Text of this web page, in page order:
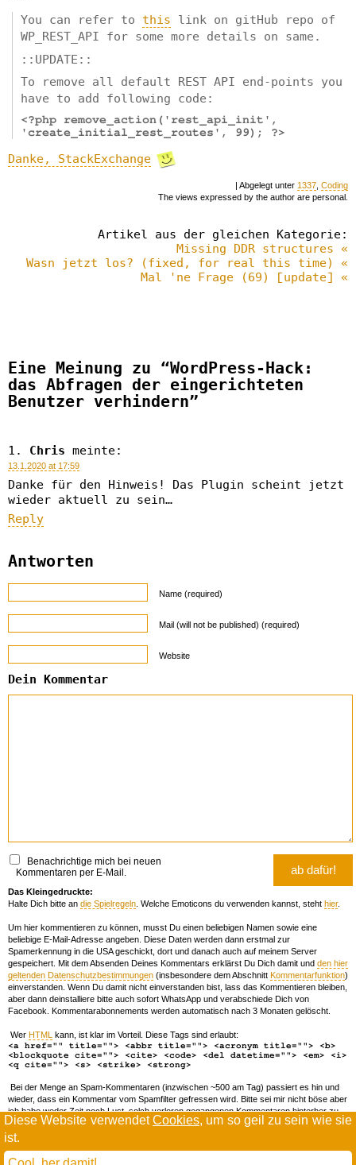
Diese Website verwendetCookies, um so geil zu sein wie sie
ist.
You can refer to this link on gitHub repo of
WP_REST_API for some more details on same.
::UPDATE::
To remove all default REST API end-points you
have to add following code:
<?php remove_action('rest_api_init',
'create_initial_rest_routes', 99); ?>
Danke, StackExchange
| Abgelegt unter 1337 Coding
The views expressed by the author are personal.
Artikel aus der gleichen Kategorie:
Missing DDR structures «
Wasn jetzt los? (fixed, for real this time) «
Mal 'ne Frage (69) [update] «
Eine Meinung zu “WordPress-Hack:
das Abfragen der eingerichteten
Benutzer verhindern”
Chris meinte:
13.1.2020 at 17:59
Danke für den Hinweis! Das Plugin scheint jetzt
wieder aktuell zu sein…
Reply
Antworten
Name (required)
Mail (will not be published) (required)
Website
Dein Kommentar
Benachrichtige mich bei neuen
Kommentaren per E-Mail.
Das Kleingedruckte:
Halte Dich bitte an die Spielregeln . Welche Emoticons du verwenden kannst, steht hier.
Um hier kommentieren zu können, musst Du einen beliebigen Namen sowie eine
beliebige E-Mail-Adresse angeben. Diese Daten werden dann erstmal zur
Spamerkennung in die USA geschickt, dort und danach auch auf meinem Server
gespeichert. Mit dem Absenden Deines Kommentars erklärst Du Dich damit und den hier
geltenden Datenschutzbestimmungen (insbesondere dem Abschnitt Kommentarfunktion)
einverstanden. Wenn Du damit nicht einverstanden bist, lass das Kommentieren bleiben,
aber dann deinstalliere bitte auch sofort WhatsApp und verabschiede Dich von
Facebook. Kommentarabonnements werden automatisch nach 3 Monaten gelöscht.
Wer HTML kann, ist klar im Vorteil. Diese Tags sind erlaubt:
<a href="" title=""> <abbr title=""> <acronym title=""> <b>
<blockquote cite=""> <cite> <code> <del datetime=""> <em> <i>
<q cite=""> <s> <strike> <strong>
Bei der Menge an Spam-Kommentaren (inzwischen ~500 am Tag) passiert es hin und
wieder, dass ein Kommentar vom Spamfilter gefressen wird. Bitte sei mir nicht böse aber
ich habe weder Zeit noch Lust, solch verloren gegangenen Kommentaren hinterher zu
forschen. Wenn das öfters passiert, schreib' mir 'ne Mail damit ich dich whitelisten kann.
todamax rennt aufwordpress